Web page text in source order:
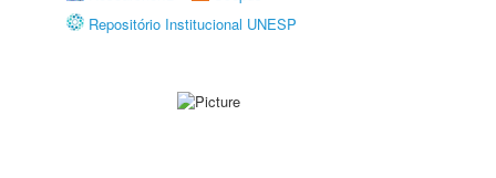
Repositório Institucional UNESP